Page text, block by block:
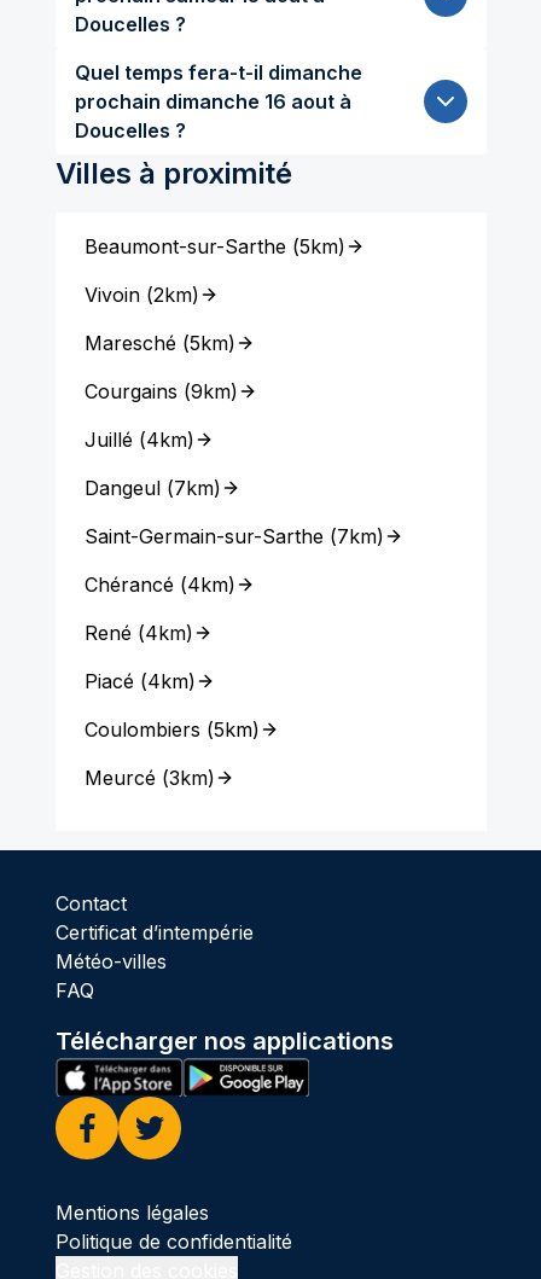
Doucelles ?
Quel temps fera-t-il dimanche
prochain dimanche 16 aout à
Doucelles ?
Villes à proximité
Beaumont-sur-Sarthe(5km)
Vivoin(2km)
Maresché(5km)
Courgains (9km)
Juillé(4km)
Dangeul(7km)
Saint-Germain-sur-Sarthe(7km)
Chérancé(4km)
René(4km)
Piacé(4km)
Coulombiers (5km)
Meurcé(3km)
Contact
Certificat d’intempérie
Météo-villes
FAQ
Télécharger nos applications
Facebook
Twitter
Mentions légales
Politique de confidentialité